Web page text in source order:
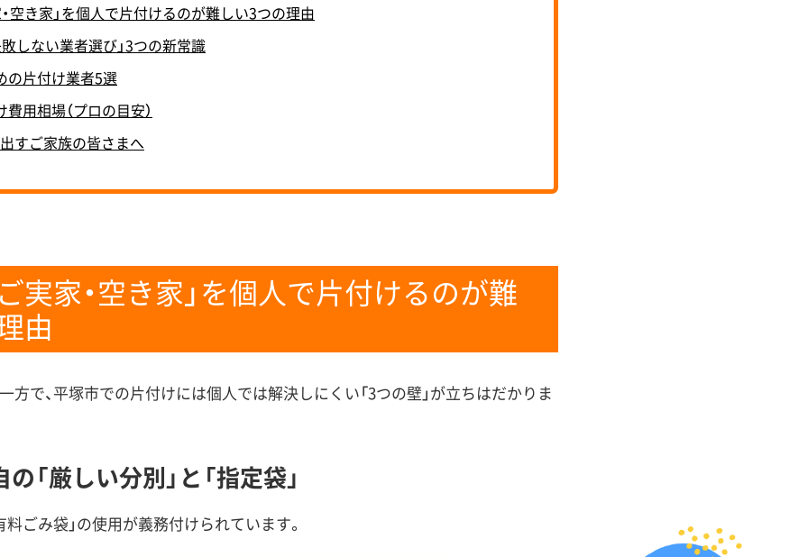
空き家」を個人で片付けるのが難しい3つの理由
しない業者選び」3つの新常識
の片付け業者5選
用相場（プロの目安）
すご家族の皆さまへ
実家・空き家」を個人で片付けるのが難
由
方で、平塚市での片付けには個人では解決しにくい「3つの壁」が立ちはだかりま
「厳しい分別」と「指定袋」
ごみ袋」の使用が義務付けられています。